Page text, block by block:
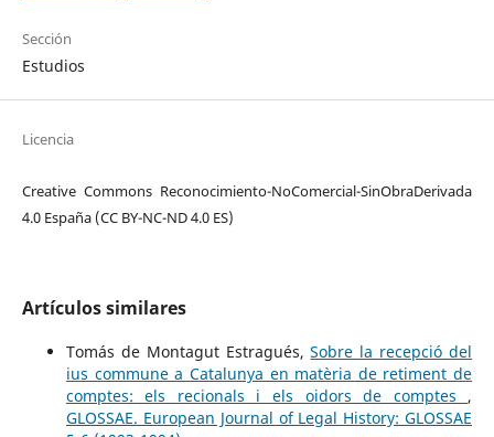
Sección
Estudios
Licencia
Creative Commons Reconocimiento-NoComercial-SinObraDerivada
4.0 España (CC BY-NC-ND 4.0 ES)
Artículos similares
Tomás de Montagut Estragués,Sobre la recepció del
ius commune a Catalunya en matèria de retiment de
comptes: els recionals i els oidors de comptes ,
GLOSSAE. European Journal of Legal History: GLOSSAE